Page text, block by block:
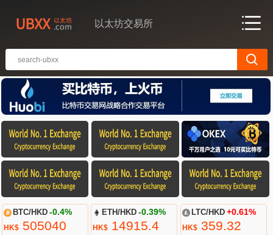
以太坊交易所
BTC/HKD -0.4%
HK$505040
ETH/HKD -0.39%
HK$ 14915.4
LTC/HKD +0.61%
HK$359.32